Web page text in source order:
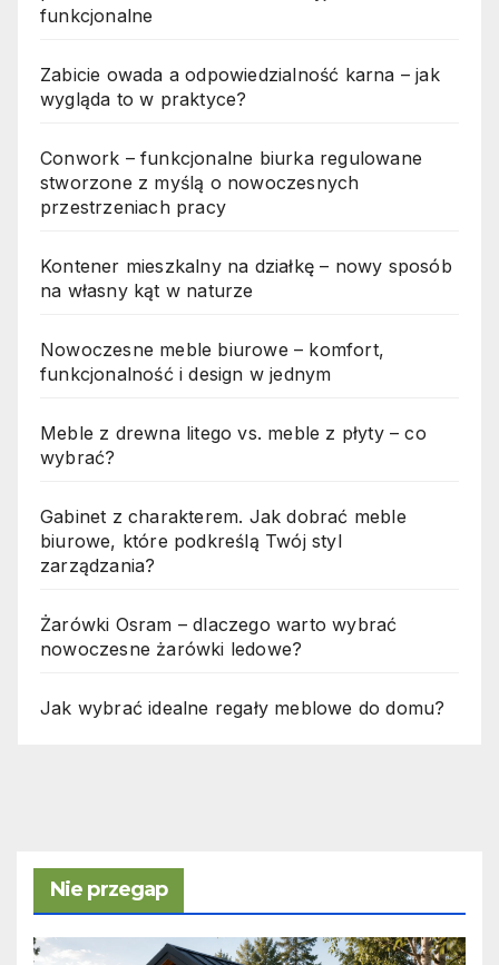
funkcjonalne
Zabicie owada a odpowiedzialność karna – jak
wygląda to w praktyce?
Conwork – funkcjonalne biurka regulowane
stworzone z myślą o nowoczesnych
przestrzeniach pracy
Kontener mieszkalny na działkę – nowy sposób
na własny kąt w naturze
Nowoczesne meble biurowe – komfort,
funkcjonalność i design w jednym
Meble z drewna litego vs. meble z płyty – co
wybrać?
Gabinet z charakterem. Jak dobrać meble
biurowe, które podkreślą Twój styl
zarządzania?
Żarówki Osram – dlaczego warto wybrać
nowoczesne żarówki ledowe?
Jak wybrać idealne regały meblowe do domu?
Nie przegap